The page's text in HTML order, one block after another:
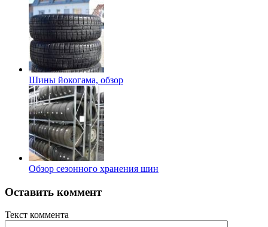
Шины йокогама, обзор
Обзор сезонного хранения шин
Оставить коммент
Текст коммента